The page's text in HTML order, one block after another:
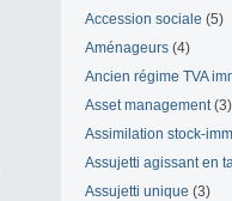
Accession sociale (5)
Aménageurs (4)
Ancien régime TVA
Asset management(3)
Assimilation stock-
Assujetti agissant en
Assujetti unique (3)